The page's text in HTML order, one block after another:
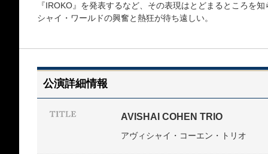
『IROKO』を発表するなど、その表現はとどまるところを
シャイ・ワールドの興奮と熱狂が待ち遠しい。
公演詳細情報
AVISHAI COHEN TRIO
アヴィシャイ・コーエン・トリオ